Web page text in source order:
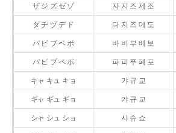
ザ ジ ズ ゼ ゾ 자 지 즈 제 조
ダ ヂ ヅ デ ド 다 지 즈 데 도
バ ビ ブ ベ ボ 바 비 부 베 보
パ ピ プ ペ ポ 파 피 푸 페 포
キャ キュ キョ 갸 규 교
ギャ ギュ ギョ 갸 규 교
シャ シュ ショ 샤 슈 쇼